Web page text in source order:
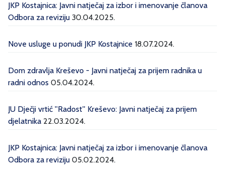
JKP Kostajnica: Javni natječaj za izbor i imenovanje članova
Odbora za reviziju 30.04.2025.
Nove usluge u ponudi JKP Kostajnice 18.07.2024.
Dom zdravlja Kreševo - Javni natječaj za prijem radnika u
radni odnos 05.04.2024.
JU Dječji vrtić ''Radost'' Kreševo: Javni natječaj za prijem
djelatnika 22.03.2024.
JKP Kostajnica: Javni natječaj za izbor i imenovanje članova
Odbora za reviziju 05.02.2024.